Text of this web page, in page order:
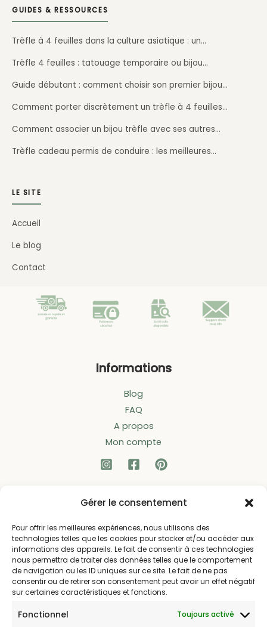
Gérer le consentement
Pour offrir les meilleures expériences, nous utilisons des
technologies telles que les cookies pour stocker et/ou accéder aux
informations des appareils. Le fait de consentir à ces technologies
nous permettra de traiter des données telles que le comportement
de navigation ou les ID uniques sur ce site. Le fait de ne pas
consentir ou de retirer son consentement peut avoir un effet négatif
sur certaines caractéristiques et fonctions.
Fonctionnel Toujours activé
GUIDES & RESSOURCES
Trèfle à 4 feuilles dans la culture asiatique : un…
Trèfle 4 feuilles : tatouage temporaire ou bijou…
Guide débutant : comment choisir son premier bijou…
Comment porter discrètement un trèfle à 4 feuilles…
Comment associer un bijou trèfle avec ses autres…
Trèfle cadeau permis de conduire : les meilleures…
LE SITE
Accueil
Le blog
Contact
Informations
Blog
FAQ
A propos
Mon compte
Liens utiles
Politique d’expédition
Politique de confidentialité
Politique de remboursements
Conditions générales de vente et d’utilisation
Bijouterie en ligne